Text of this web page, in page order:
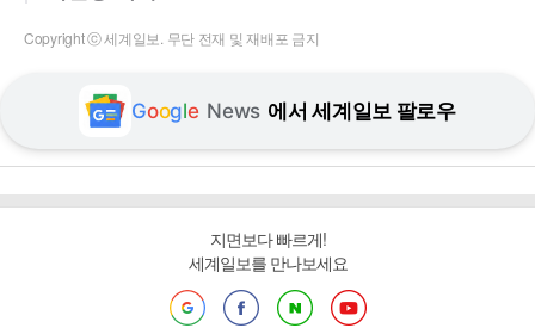
Copyright ⓒ 세계일보. 무단 전재 및 재배포 금지
Google News 에서 세계일보 팔로우
지면보다 빠르게!
세계일보를 만나보세요